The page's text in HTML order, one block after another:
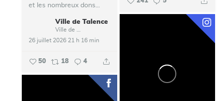
et les nombreux dons...
Ville de Talence
26 juillet 2026 21 h 16 min
50 18 4